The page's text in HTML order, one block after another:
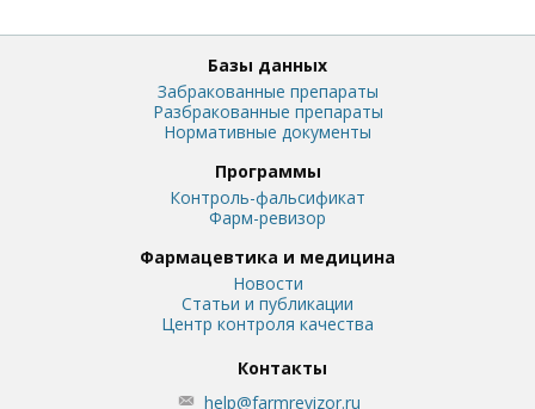
Базы данных
Забракованные препараты
Разбракованные препараты
Нормативные документы
Программы
Контроль-фальсификат
Фарм-ревизор
Фармацевтика и медицина
Новости
Статьи и публикации
Центр контроля качества
Контакты
help@farmrevizor.ru